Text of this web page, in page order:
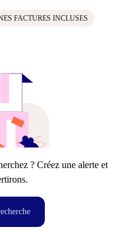
FACTURES INCLUSES
? Créez une alerte et